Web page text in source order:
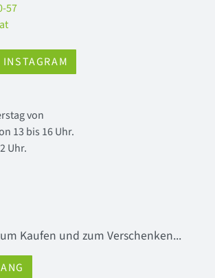
57
INSTAGRAM
von
13 bis 16 Uhr.
Uhr.
Kaufen und zum Verschenken...